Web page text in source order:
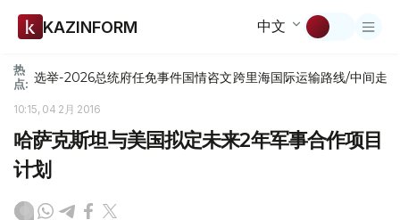
KAZINFORM 中文
热
点: 选举-2026总统府任免事件国情咨文跨里海国际运输路线/中间走廊
10:15, 04 2月 2016
哈萨克斯坦与美国拟定未来2年军事合作项目
计划